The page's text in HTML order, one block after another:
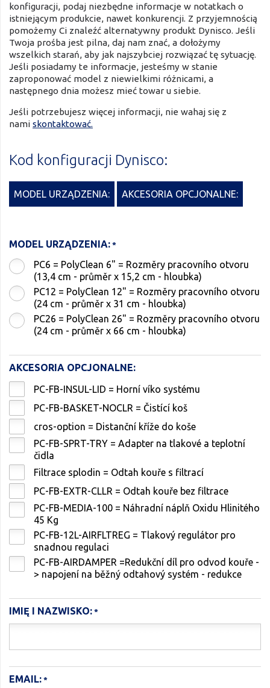
konfiguracji, podaj niezbędne informacje w notatkach o
istniejącym produkcie, nawet konkurencji. Z przyjemnością
pomożemy Ci znaleźć alternatywny produkt Dynisco. Jeśli
Twoja prośba jest pilna, daj nam znać, a dołożymy
wszelkich starań, aby jak najszybciej rozwiązać tę sytuację.
Jeśli posiadamy te informacje, jesteśmy w stanie
zaproponować model z niewielkimi różnicami, a
następnego dnia możesz mieć towar u siebie.
Jeśli potrzebujesz więcej informacji, nie wahaj się z
nami skontaktować.
Kod konfiguracji Dynisco:
MODEL URZĄDZENIA: AKCESORIA OPCJONALNE:
MODEL URZĄDZENIA:
PC6 = PolyClean 6" = Rozměry pracovního otvoru
(13,4 cm - průměr x 15,2 cm - hloubka)
PC12 = PolyClean 12" = Rozměry pracovního otvoru
(24 cm - průměr x 31 cm - hloubka)
PC26 = PolyClean 26" = Rozměry pracovního otvoru
(24 cm - průměr x 66 cm - hloubka)
AKCESORIA OPCJONALNE:
PC-FB-INSUL-LID = Horní víko systému
PC-FB-BASKET-NOCLR = Čistící koš
cros-option = Distanční kříže do koše
PC-FB-SPRT-TRY = Adapter na tlakové a teplotní
čidla
Filtrace splodin = Odtah kouře s filtrací
PC-FB-EXTR-CLLR = Odtah kouře bez filtrace
PC-FB-MEDIA-100 = Náhradní náplň Oxidu Hlinitého
45 Kg
PC-FB-12L-AIRFLTREG = Tlakový regulátor pro
snadnou regulaci
PC-FB-AIRDAMPER =Redukční díl pro odvod kouře -
> napojení na běžný odtahový systém - redukce
IMIĘ I NAZWISKO:
EMAIL: